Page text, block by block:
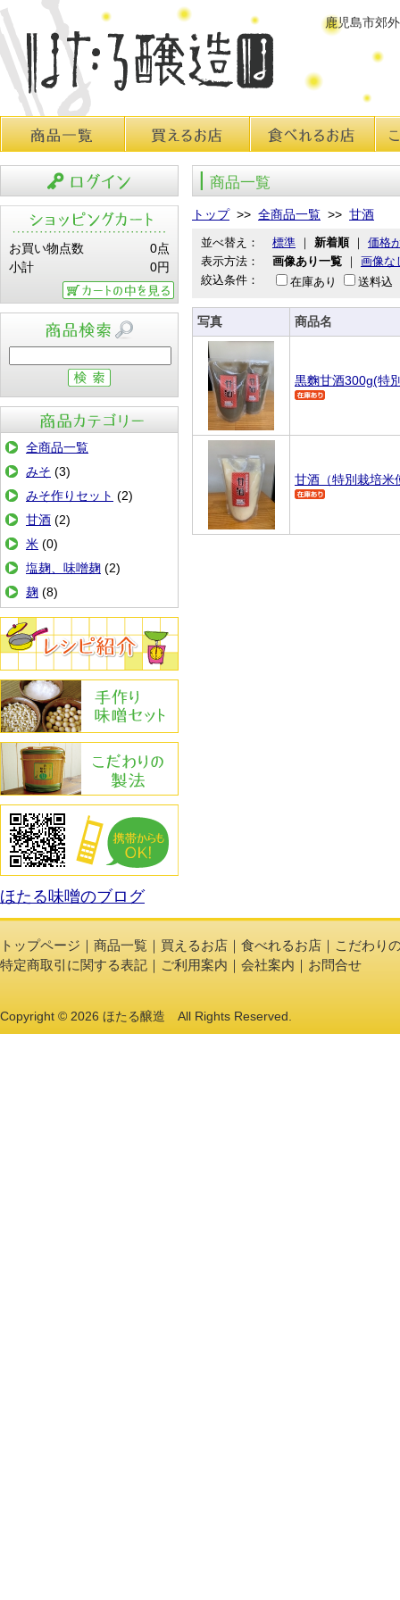
鹿児島市郊
ログイン
お買い物点数
0点
小計
0円
カートの中を見る
商品カテゴリ
全商品一覧
みそ (3)
みそ作りセット (2)
甘酒 (2)
米 (0)
塩麹、味噌麹 (2)
麹 (8)
レシピ紹介
手作りみその作り方
こだわりの製法
ほたる味噌のブログ
商品一覧
トップ>> 全商品一覧 >> 甘酒
並べ替え： 標準 ｜ 新着順｜ 価格
表示方法：
画像あり一覧 ｜ 画像な
絞込条件：
在庫あり 送料込
写真 商品名
黒麴甘酒300g(特
甘酒（特別栽培米
トップページ ｜ 商品一覧 ｜ 買えるお店 ｜ 食べれるお店 ｜ こだわり
特定商取引に関する表記 ｜ ご利用案内 ｜ 会社案内 ｜ お問合せ
Copyright © 2026 ほたる醸造 All Rights Reserved.